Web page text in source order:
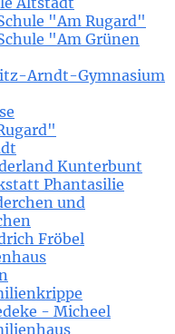
"Am Rugard"
"Am Grünen
Arndt-Gymnasium
Kunterbunt
Phantasilie
und
Fröbel
- Micheel